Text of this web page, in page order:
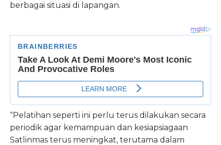
berbagai situasi di lapangan.
“Pelatihan seperti ini perlu terus dilakukan secara
periodik agar kemampuan dan kesiapsiagaan
Satlinmas terus meningkat, terutama dalam